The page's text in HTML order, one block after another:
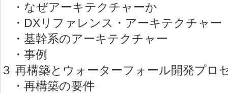
・なぜアーキテクチャーか
・DXリファレンス・アーキテクチャー
・基幹系のアーキテクチャー
・事例
３ 再構築とウォーターフォール開発プロ
・再構築の要件